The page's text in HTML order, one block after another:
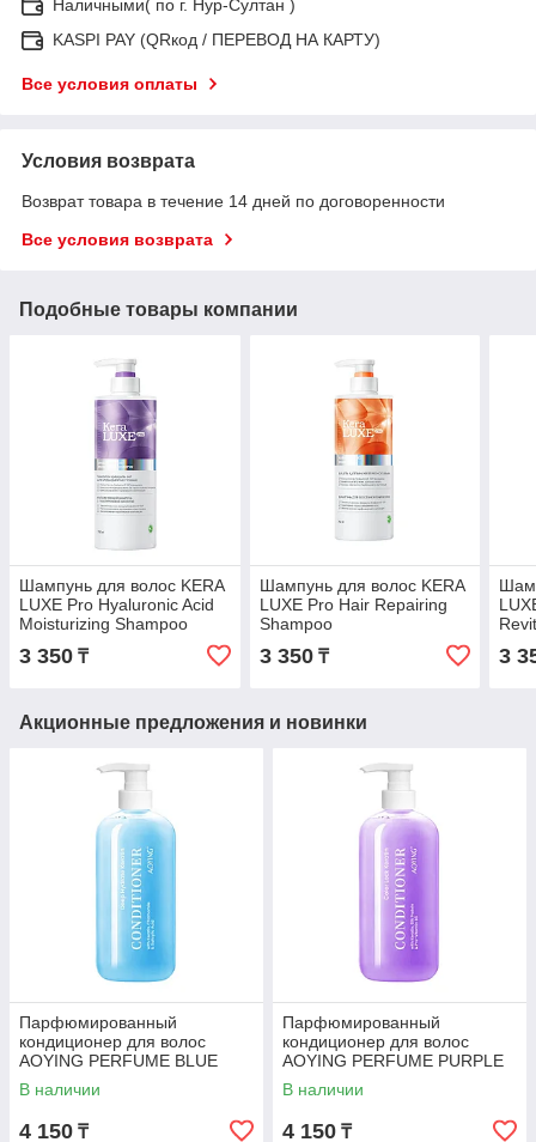
Наличными( по г. Нур-Султан )
KASPI PAY (QRкод / ПЕРЕВОД НА КАРТУ)
Все условия оплаты
Условия возврата
Возврат товара в течение 14 дней по договоренности
Все условия возврата
Подобные товары компании
Шампунь для волос KERA
LUXE Pro Hyaluronic Acid
Moisturizing Shampoo
Увлажняющий с
Гиалуроном 750 мл
3 350 ₸
Шампунь для волос KERA
LUXE Pro Hair Repairing
Shampoo
Восстанавливающий 750
мл
3 350₸
750
3
Акционные предложения и новинки
Парфюмированный
кондиционер для волос
AOYING PERFUME BLUE
Глубокое увлажнение с
кератином, 500 мл
В наличии
4 150 ₸
Парфюмированный
кондиционер для волос
AOYING PERFUME PURPLE
Защита цвета с кератином,
500 мл
В наличии
4 150 ₸